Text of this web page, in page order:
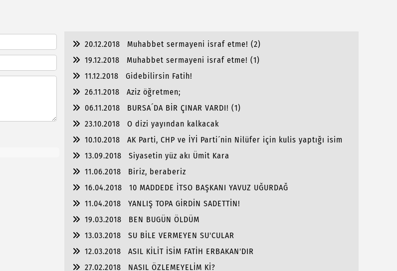
20.12.2018
Muhabbet sermayeni israf etme! (2)
19.12.2018
Muhabbet sermayeni israf etme! (1)
11.12.2018
Gidebilirsin Fatih!
26.11.2018
Aziz öğretmen;
06.11.2018
BURSA´DA BİR ÇINAR VARDI! (1)
23.10.2018
O dizi yayından kalkacak
10.10.2018
AK Parti, CHP ve İYİ Parti´nin Nilüfer için kulis yaptığı isim
13.09.2018
Siyasetin yüz akı Ümit Kara
11.06.2018
Biriz, beraberiz
16.04.2018
10 MADDEDE İTSO BAŞKANI YAVUZ UĞURDAĞ
11.04.2018
YANLIŞ TOPA GİRDİN SADETTİN!
19.03.2018
BEN BUGÜN ÖLDÜM
13.03.2018
SU BİLE VERMEYEN SU'CULAR
12.03.2018
ASIL KİLİT İSİM FATİH ERBAKAN'DIR
27.02.2018
NASIL ÖZLEMEYELİM Kİ?